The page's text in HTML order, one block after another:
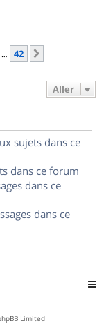
… 42
Aller
sujets dans ce
dans ce forum
dans ce
dans ce
Limited